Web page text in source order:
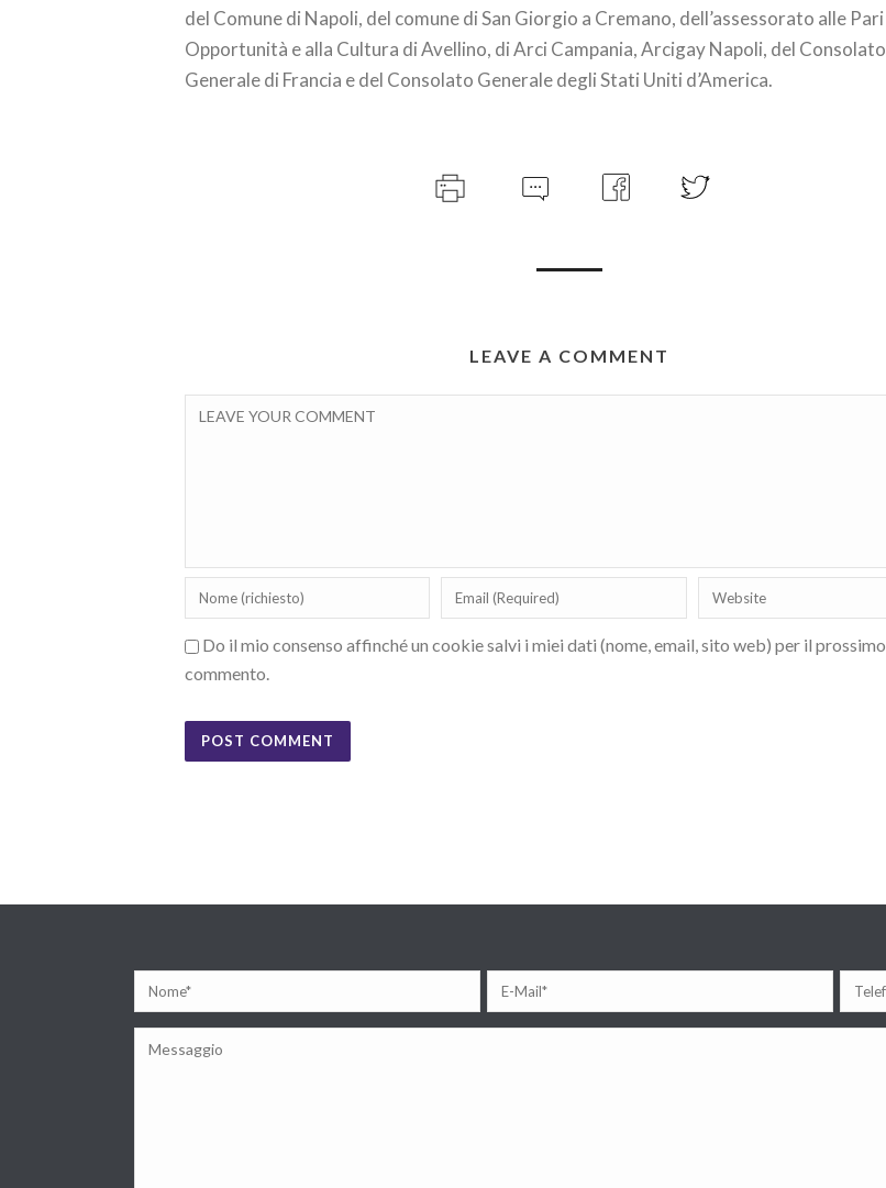
del Comune di Napoli, del comune di San Giorgio a Cremano, dell’assessorato alle Pari
Opportunità e alla Cultura di Avellino, di Arci Campania, Arcigay Napoli, del Consolato
Generale di Francia e del Consolato Generale degli Stati Uniti d’America.
LEAVE A COMMENT
Do il mio consenso affinché un cookie salvi i miei dati (nome, email, sito web) per il prossimo
commento.